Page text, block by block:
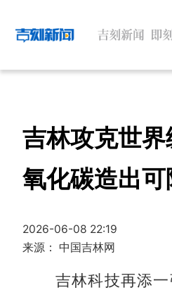
吉林攻克世
氧化碳造出
2026-06-08 22:19
来源： 中国吉林网
吉林科技再添一